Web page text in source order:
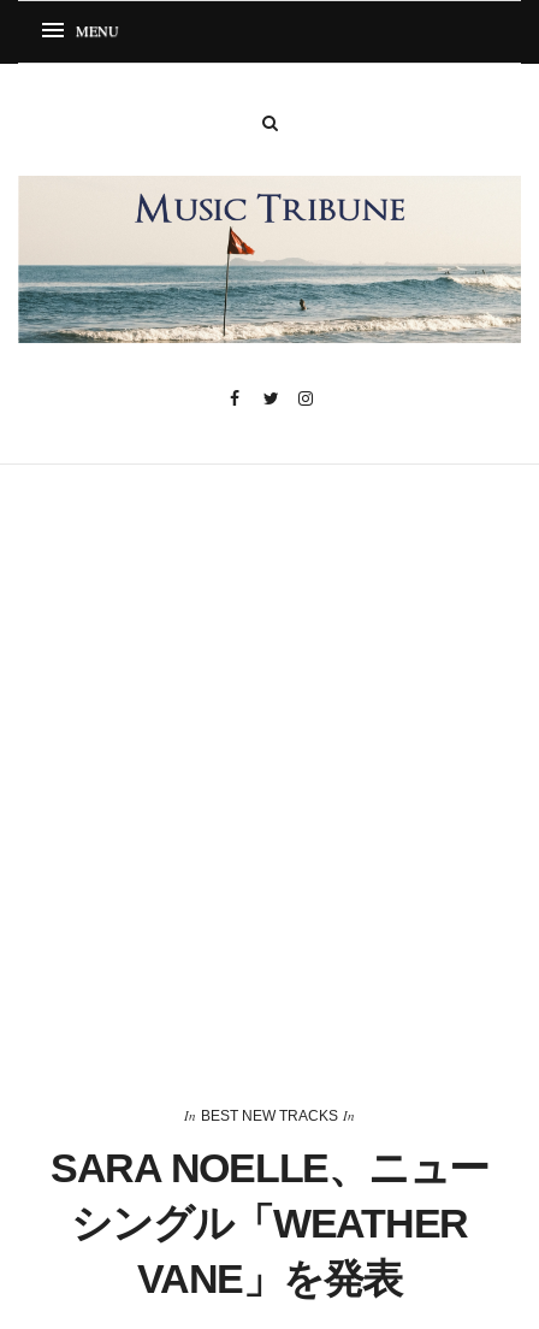
In BEST NEW TRACKS In
SARA NOELLE、ニュー
シングル「WEATHER
VANE」を発表